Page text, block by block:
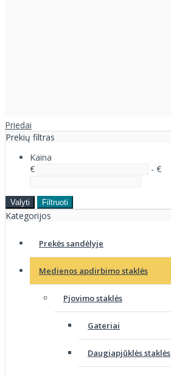
Priedai
Prekių filtras
Kaina
€
- €
Valyti Filtruoti
Kategorijos
Prekės sandėlyje
Medienos apdirbimo staklės
Pjovimo staklės
Gateriai
Daugiapjūklės staklės